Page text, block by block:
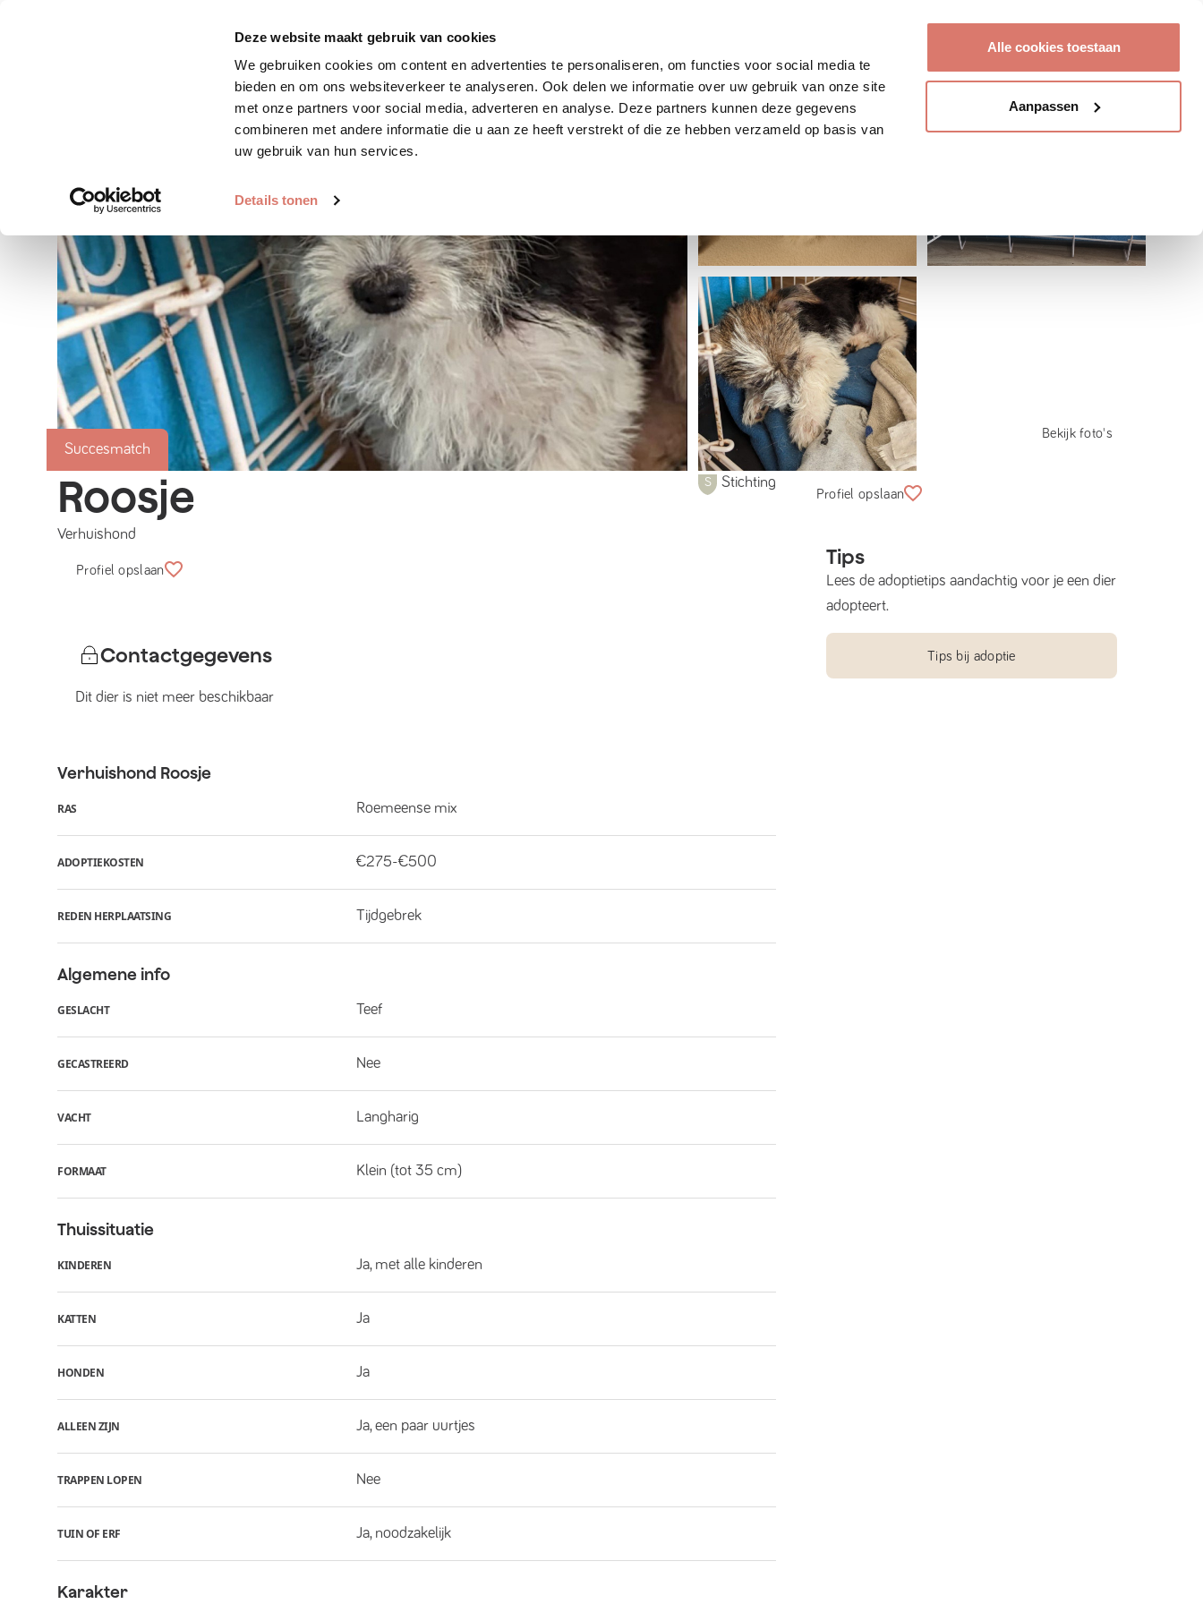
Deze website maakt gebruik van cookies
We gebruiken cookies om content en advertenties te personaliseren, om functies voor social media te
bieden en om ons websiteverkeer te analyseren. Ook delen we informatie over uw gebruik van onze site
met onze partners voor social media, adverteren en analyse. Deze partners kunnen deze gegevens
combineren met andere informatie die u aan ze heeft verstrekt of die ze hebben verzameld op basis van
uw gebruik van hun services.
Details tonen
Alle cookies toestaan
Aanpassen
Zoek huisdier Plaats huisdier Hoe werkt het?
Succesmatch
Bekijk foto's
Roosje
Verhuishond
Stichting
Profiel opslaan
Contactgegevens
Dit dier is niet meer beschikbaar
Verhuishond Roosje
RAS Roemeense mix
ADOPTIEKOSTEN €275-€500
REDEN HERPLAATSING Tijdgebrek
Algemene info
GESLACHT Teef
GECASTREERD Nee
VACHT Langharig
FORMAAT Klein (tot 35 cm)
Thuissituatie
KINDEREN Ja, met alle kinderen
KATTEN Ja
HONDEN Ja
ALLEEN ZIJN Ja, een paar uurtjes
TRAPPEN LOPEN Nee
TUIN OF ERF Ja, noodzakelijk
Karakter
Profiel opslaan
Tips
Lees de adoptietips aandachtig voor je een dier
adopteert.
Tips bij adoptie